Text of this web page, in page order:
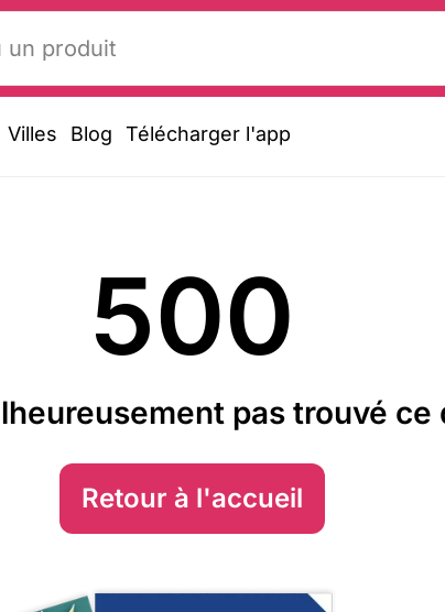
Villes Blog Télécharger l'app
500
pas trouvé
Retour à l'accueil